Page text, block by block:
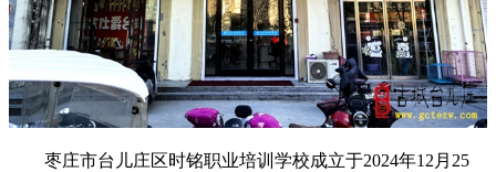
枣庄市台儿庄区时铭职业培训学校成立于2024年12月25